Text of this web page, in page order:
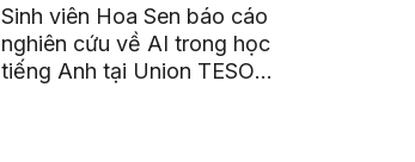
Sinh viên Hoa Sen báo cáo
nghiên cứu về AI trong học
tiếng Anh tại Union TESOL